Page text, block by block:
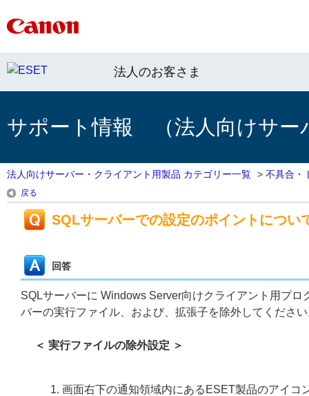
法人のお客さま
サポート情報 （法人向けサー
法人向けサーバー・クライアント用製品 カテゴリー一覧 > 不具合・
戻る
SQLサーバーでの設定のポイントについ
回答
SQLサーバーに Windows Server向けクライアント用プ
バーの実行ファイル、および、拡張子を除外してくださ
＜ 実行ファイルの除外設定 ＞
画面右下の通知領域内にあるESET製品のアイコ